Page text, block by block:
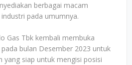
berbagai macam
pada umumnya.
Gas Tbk kembali membuka
bulan Desember 2023 untuk
yang siap untuk mengisi posisi